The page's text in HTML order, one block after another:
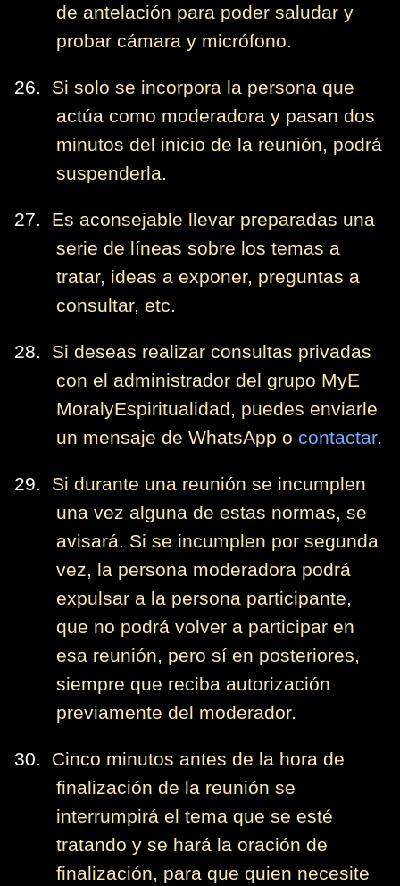
de antelación para poder saludar y
probar cámara y micrófono.
26.
Si solo se incorpora la persona que
actúa como moderadora y pasan dos
minutos del inicio de la reunión, podrá
suspenderla.
27.
Es aconsejable llevar preparadas una
serie de líneas sobre los temas a
tratar, ideas a exponer, preguntas a
consultar, etc.
28.
Si deseas realizar consultas privadas
con el administrador del grupo MyE
MoralyEspiritualidad, puedes enviarle
un mensaje de WhatsApp ocontactar.
29.
Si durante una reunión se incumplen
una vez alguna de estas normas, se
avisará. Si se incumplen por segunda
vez, la persona moderadora podrá
expulsar a la persona participante,
que no podrá volver a participar en
esa reunión, pero sí en posteriores,
siempre que reciba autorización
previamente del moderador.
30.
Cinco minutos antes de la hora de
finalización de la reunión se
interrumpirá el tema que se esté
tratando y se hará la oración de
finalización, para que quien necesite